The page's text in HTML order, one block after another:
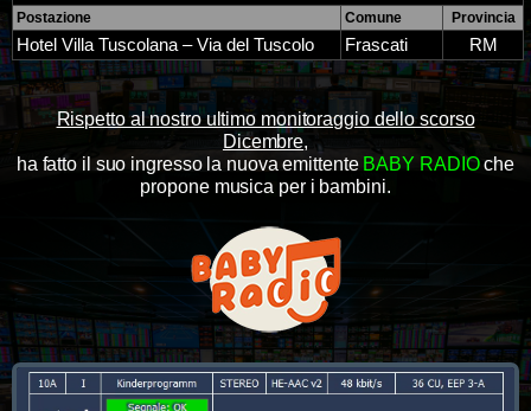
Postazione Comune Provincia
Hotel Villa Tuscolana – Via del Tuscolo Frascati RM
Rispetto al nostro ultimo monitoraggio dello scorso
Dicembre,
ha fatto il suo ingresso la nuova emittente BABY RADIOche
propone musica per i bambini.